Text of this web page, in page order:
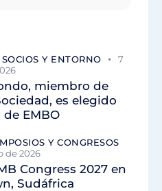
Y ENTORNO
7
miembro de
es elegido
EMBO
Y CONGRESOS
de 2026
Congress 2027 en
Sudáfrica